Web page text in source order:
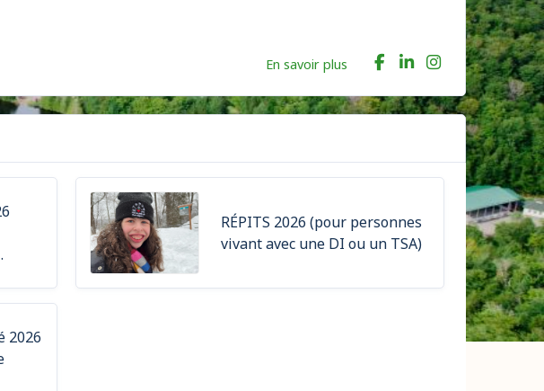
En savoir plus
RÉPITS 2026 (pour personnes
vivant avec une DI ou un TSA)
2026